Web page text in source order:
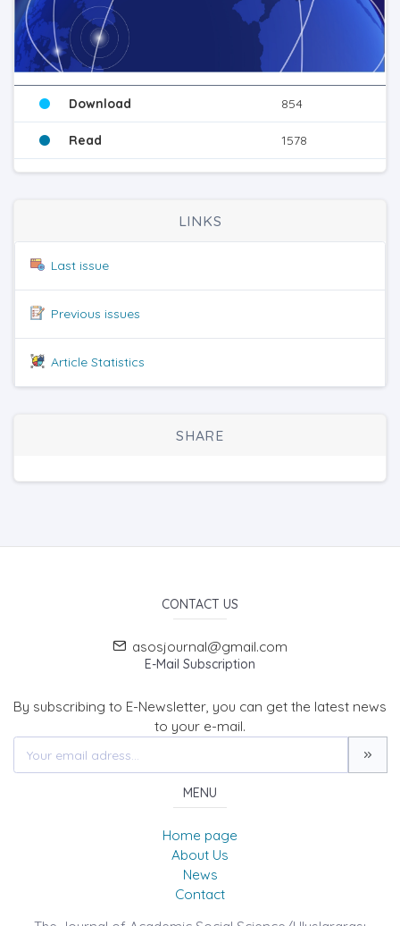
Download 854
Read 1578
LINKS
Last issue
Previous issues
Article Statistics
SHARE
CONTACT US
asosjournal@gmail.com
E-Mail Subscription
By subscribing to E-Newsletter, you can get the latest news
to your e-mail.
MENU
Home page
About Us
News
Contact